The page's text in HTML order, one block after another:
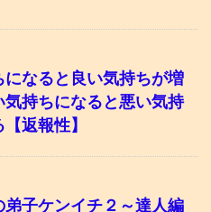
になると良い気持ちが増
持ちになると悪い気持
返報性】
弟子ケンイチ２～達人編